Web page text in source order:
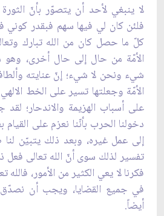
لا ينبغي لأحد أن يتصوّر بأنّ
فلئن كان لي فيها سهم فبقدر كوني
كلّ ما حصل كان من الله تبارك
الأمّة من حال إلى حال أخرى، وهو
شيء ونحن لا شيء؛ إنّ عنايته
الأمّة وجعلتها تسير على الخط
على‏ أسباب الهزيمة والاندحار؛
دخولنا الحرب بأنّنا نعزم على ‏القيام
إلى‏ عمل غيره، وبعد ذلك يتبيّن لنا
تفسير لذلك سوى أنّ الله تعالى‏ فعل
فكرنا لا يعي الكثير من الأمور،
في جميع القضايا، ويجب أن
أيضاً.